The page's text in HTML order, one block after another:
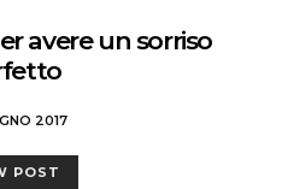
avere un sorriso
2017
POST